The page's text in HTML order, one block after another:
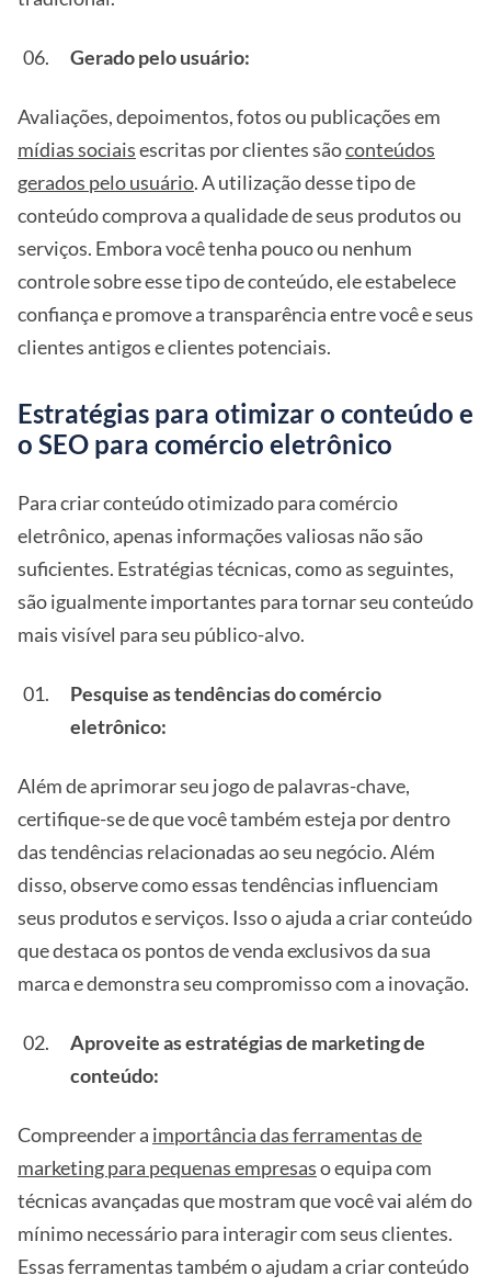
Gerado pelo usuário:
Avaliações, depoimentos, fotos ou publicações em
mídias sociaisescritas por clientes sãoconteúdos
gerados pelo usuário. A utilização desse tipo de
conteúdo comprova a qualidade de seus produtos ou
serviços. Embora você tenha pouco ou nenhum
controle sobre esse tipo de conteúdo, ele estabelece
confiança e promove a transparência entre você e seus
clientes antigos e clientes potenciais.
Estratégias para otimizar o conteúdo e
o SEO para comércio eletrônico
Para criar conteúdo otimizado para comércio
eletrônico, apenas informações valiosas não são
suficientes. Estratégias técnicas, como as seguintes,
são igualmente importantes para tornar seu conteúdo
mais visível para seu público-alvo.
Pesquise as tendências do comércio
eletrônico:
Além de aprimorar seu jogo de palavras-chave,
certifique-se de que você também esteja por dentro
das tendências relacionadas ao seu negócio. Além
disso, observe como essas tendências influenciam
seus produtos e serviços. Isso o ajuda a criar conteúdo
que destaca os pontos de venda exclusivos da sua
marca e demonstra seu compromisso com a inovação.
Aproveite as estratégias de marketing de
conteúdo:
Compreender a importância das ferramentas de
marketing para pequenas empresaso equipa com
técnicas avançadas que mostram que você vai além do
mínimo necessário para interagir com seus clientes.
Essas ferramentas também o ajudam a criar conteúdo